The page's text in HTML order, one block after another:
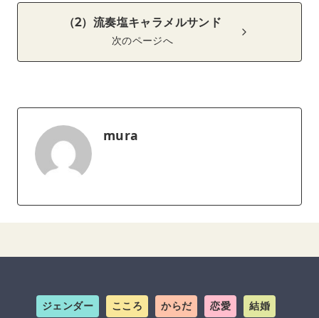
（2）流奏塩キャラメルサンド
次のページへ
mura
ジェンダー こころ からだ 恋愛 結婚